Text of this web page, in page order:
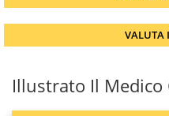
VALUTA
Illustrato Il Medico